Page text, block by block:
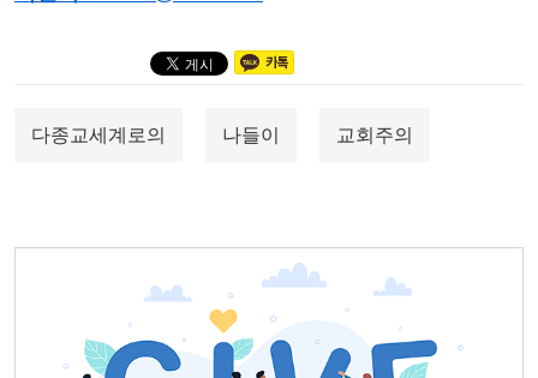
다종교세계로의 나들이 교회주의